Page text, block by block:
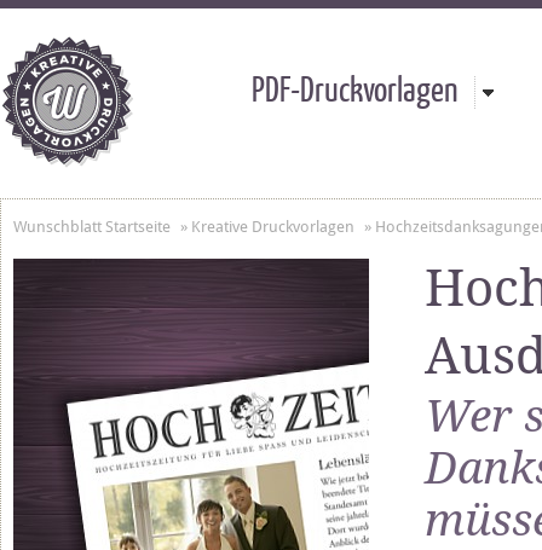
PDF-Druckvorlagen
Wunschblatt Startseite » Kreative Druckvorlagen »
Wer